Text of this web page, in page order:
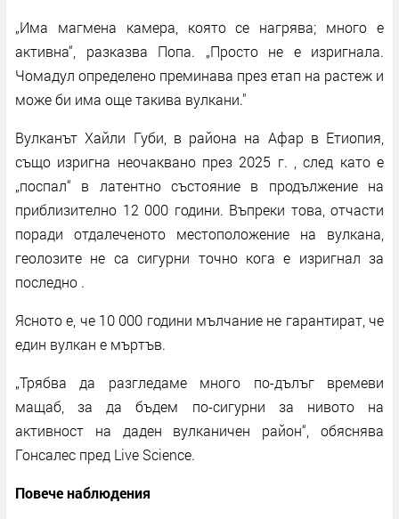
„Има магмена камера, която се нагрява; много е
активна“, разказва Попа. „Просто не е изригнала.
Чомадул определено преминава през етап на растеж и
може би има още такива вулкани."
Вулканът Хайли Губи, в района на Афар в Етиопия,
също изригна неочаквано през 2025 г. , след като е
„поспал“ в латентно състояние в продължение на
приблизително 12 000 години. Въпреки това, отчасти
поради отдалеченото местоположение на вулкана,
геолозите не са сигурни точно кога е изригнал за
последно .
Ясното е, че 10 000 години мълчание не гарантират, че
един вулкан е мъртъв.
„Трябва да разгледаме много по-дълъг времеви
мащаб, за да бъдем по-сигурни за нивото на
активност на даден вулканичен район“, обяснява
Гонсалес пред Live Science.
Повече наблюдения